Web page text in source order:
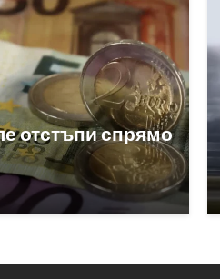
отстъпи спрямо